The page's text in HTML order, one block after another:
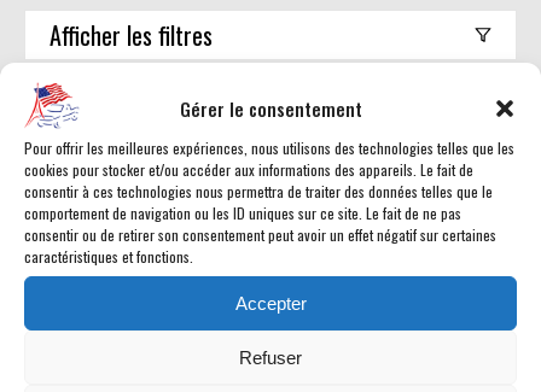
Gérer le consentement
Pour offrir les meilleures expériences, nous utilisons des technologies telles que les
cookies pour stocker et/ou accéder aux informations des appareils. Le fait de
consentir à ces technologies nous permettra de traiter des données telles que le
comportement de navigation ou les ID uniques sur ce site. Le fait de ne pas
consentir ou de retirer son consentement peut avoir un effet négatif sur certaines
caractéristiques et fonctions.
Accepter
Refuser
Afficher les filtres
Trouver mon américaine
Référence inconnue
Le véhicule recherché n'est pas ou plus référencé.